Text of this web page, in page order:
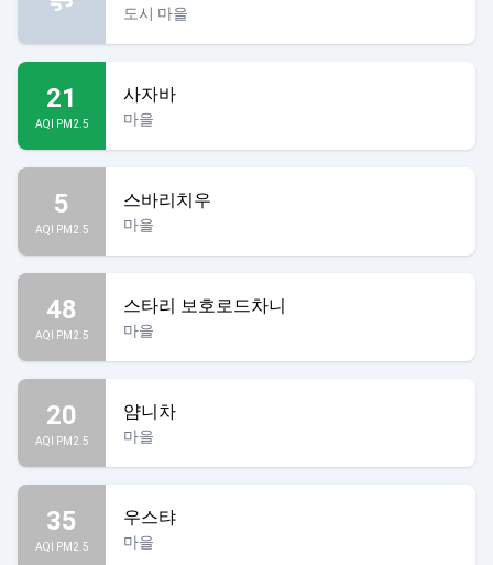
도시 마을
21
AQI PM2.5
사자바
마을
5
AQI PM2.5
스바리치우
마을
48
AQI PM2.5
스타리 보호로드차니
마을
20
AQI PM2.5
얌니차
마을
35
AQI PM2.5
우스탸
마을